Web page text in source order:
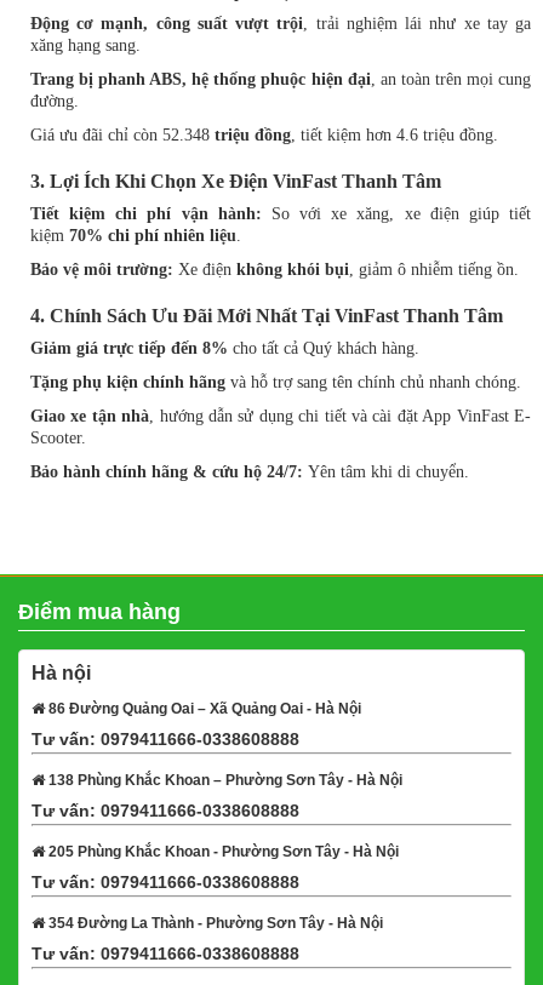
Động cơ mạnh, công suất vượt trội, trải nghiệm lái như xe tay ga
xăng hạng sang.
Trang bị phanh ABS, hệ thống phuộc hiện đại, an toàn trên mọi cung
đường.
Giá ưu đãi chỉ còn 52.348 triệu đồng, tiết kiệm hơn 4.6 triệu đồng.
3. Lợi Ích Khi Chọn Xe Điện VinFast Thanh Tâm
Tiết kiệm chi phí vận hành: So với xe xăng, xe điện giúp tiết
kiệm 70% chi phí nhiên liệu.
Bảo vệ môi trường: Xe điện không khói bụi, giảm ô nhiễm tiếng ồn.
4. Chính Sách Ưu Đãi Mới Nhất Tại VinFast Thanh Tâm
Giảm giá trực tiếp đến 8% cho tất cả Quý khách hàng.
Tặng phụ kiện chính hãng và hỗ trợ sang tên chính chủ nhanh chóng.
Giao xe tận nhà, hướng dẫn sử dụng chi tiết và cài đặt App VinFast E-
Scooter.
Bảo hành chính hãng & cứu hộ 24/7: Yên tâm khi di chuyển.
Điểm mua hàng
Hà nội
86 Đường Quảng Oai – Xã Quảng Oai - Hà Nội
Tư vấn: 0979411666-0338608888
138 Phùng Khắc Khoan – Phường Sơn Tây - Hà Nội
Tư vấn: 0979411666-0338608888
205 Phùng Khắc Khoan - Phường Sơn Tây - Hà Nội
Tư vấn: 0979411666-0338608888
354 Đường La Thành - Phường Sơn Tây - Hà Nội
Tư vấn: 0979411666-0338608888